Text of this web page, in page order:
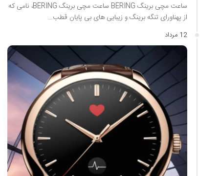
ساعت مچی برینگ BERING ساعت مچی برینگ BERING، نامی که
از پهناورای تنگه برینگ و زیبایی های بی پایان قطب…
12 مرداد